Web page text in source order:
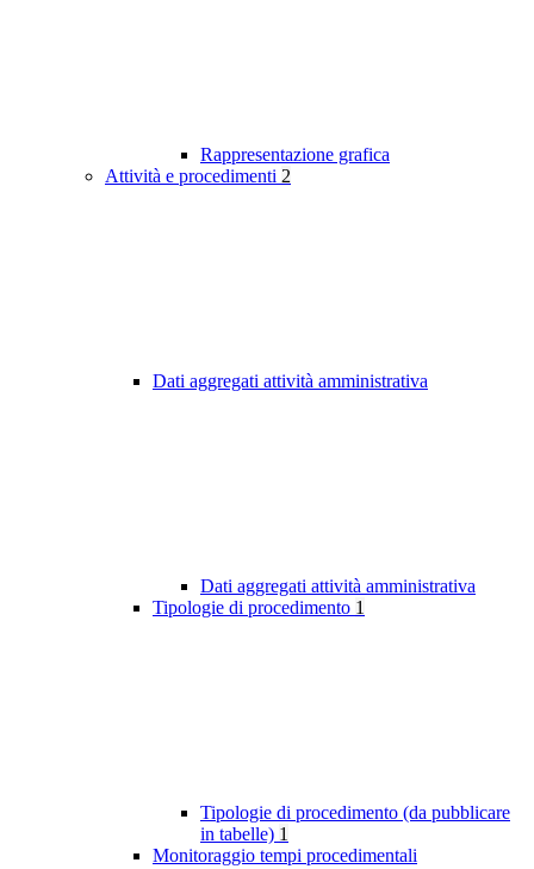
Rappresentazione grafica
Attività e procedimenti 2
Dati aggregati attività amministrativa
Dati aggregati attività amministrativa
Tipologie di procedimento 1
Tipologie di procedimento (da pubblicare
in tabelle) 1
Monitoraggio tempi procedimentali